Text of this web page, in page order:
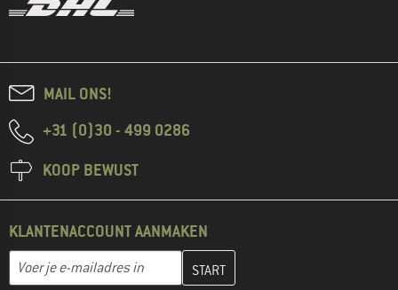
MAIL ONS!
+31 (0)30 - 499 0286
KOOP BEWUST
KLANTENACCOUNT AANMAKEN
E-mailadres
Vul je e-mailadres hier in en maak in de volgende stap je